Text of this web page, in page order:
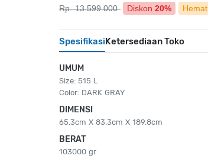
Rp. 13.599.000 Diskon 20% Hemat
SpesifikasiKetersediaan Toko
UMUM
Size: 515 L
Color: DARK GRAY
DIMENSI
65.3cm X 83.3cm X 189.8cm
BERAT
103000 gr